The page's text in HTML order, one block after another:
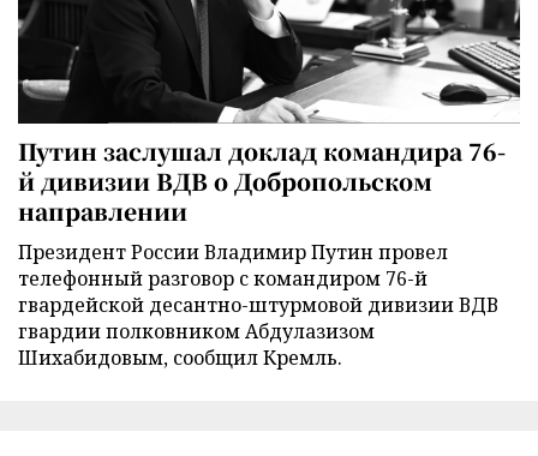
Путин заслушал доклад командира 76-
й дивизии ВДВ о Добропольском
направлении
Президент России Владимир Путин провел
телефонный разговор с командиром 76-й
гвардейской десантно-штурмовой дивизии ВДВ
гвардии полковником Абдулазизом
Шихабидовым, сообщил Кремль.